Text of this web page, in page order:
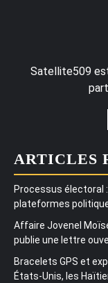
Satellite509
ARTICLES
Processus électoral
plateformes
Affaire Jovenel
publie une lettre
Bracelets GPS et
États-Unis, les